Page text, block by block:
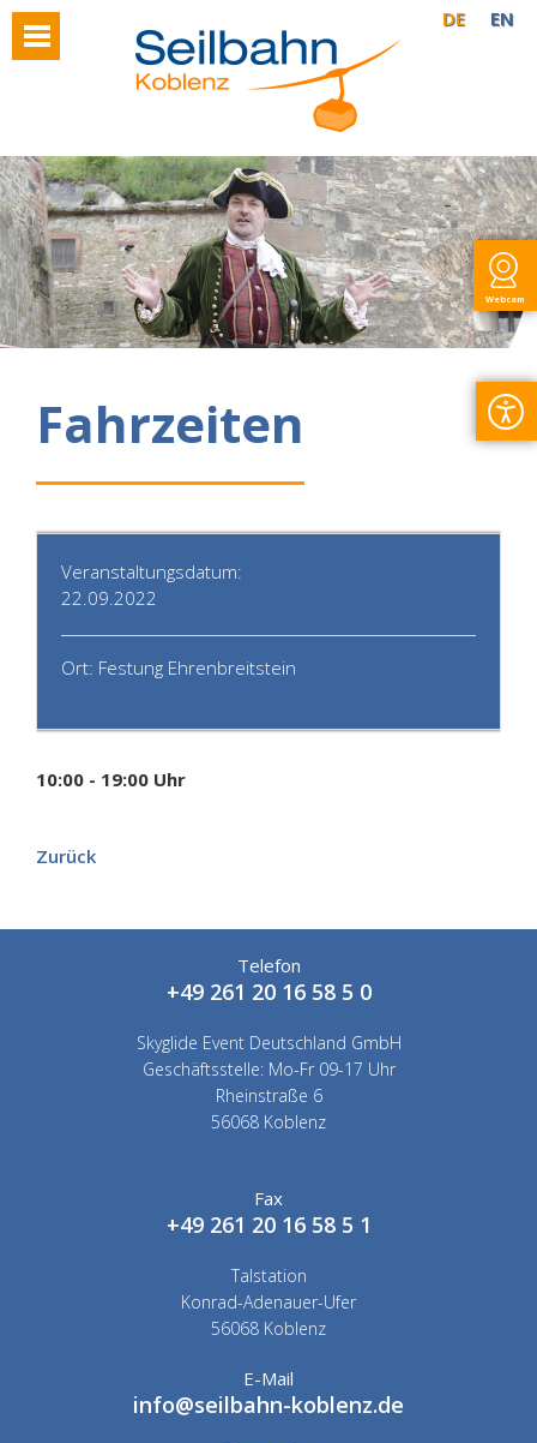
Webcam
DE EN
Fahrzeiten
Veranstaltungsdatum:
22.09.2022
Ort: Festung Ehrenbreitstein
10:00 - 19:00 Uhr
Zurück
Telefon
+49 261 20 16 58 5 0
Skyglide Event Deutschland GmbH
Geschäftsstelle: Mo-Fr 09-17 Uhr
Rheinstraße 6
56068 Koblenz
Fax
+49 261 20 16 58 5 1
Talstation
Konrad-Adenauer-Ufer
56068 Koblenz
E-Mail
info@seilbahn-koblenz.de